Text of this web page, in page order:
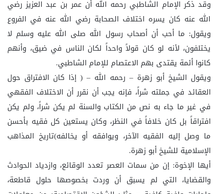
وقد ذكر الإمام الشاطبي رحمه الله أن عمر بن عبد العزيز رضي
الله عنه كان يسره اختلاف الصحابة رضي الله عنه في الفروع
ويقول: ما أحب أن أصحاب رسول الله صلى الله عليه وسلم لا
يختلفون، لأنه لو كان قولاً واحداً لكان الناس في ضيق، وأنهم
كانوا أئمة يقتدى بهم الاعتصام للإمام الشاطبي.
ويقول الشيخ أبو زهرة – رحمه الله – ( إذا كان الافتراق حول
العقائد في جملته شراً، فإنه يجب أن نقرر أن الاختلاف الفقهي
في غير ما جاء به نص من الكتاب والسنة لم يكن شراً، ولم يكن
افتراقاً بل كان خلافاً في النظر، وكان يستعين كل فقيه بأحسن
ما وصل إليه الفقيه الآخر، ويوافقه أو يخالفه)تاريخ المذاهب
الإسلامية للشيخ أبو زهرة.
أيها الإخوة: إن من سمات العصر تعدد الوقائع، وازدياد الحوادث
والقضايا، التي لم يسبق أن وردت بخصوصها حلول قاطعة،